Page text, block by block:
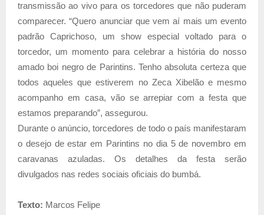
transmissão ao vivo para os torcedores que não puderam
comparecer. “Quero anunciar que vem aí mais um evento
padrão Caprichoso, um show especial voltado para o
torcedor, um momento para celebrar a história do nosso
amado boi negro de Parintins. Tenho absoluta certeza que
todos aqueles que estiverem no Zeca Xibelão e mesmo
acompanho em casa, vão se arrepiar com a festa que
estamos preparando”, assegurou.
Durante o anúncio, torcedores de todo o país manifestaram
o desejo de estar em Parintins no dia 5 de novembro em
caravanas azuladas. Os detalhes da festa serão
divulgados nas redes sociais oficiais do bumbá.
Texto: Marcos Felipe